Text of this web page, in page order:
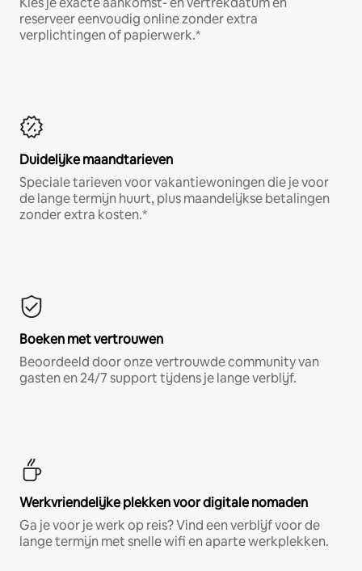
reserveer eenvoudig online zonder extra
verplichtingen of papierwerk.*
Duidelijke maandtarieven
Speciale tarieven voor vakantiewoningen die je voor
de lange termijn huurt, plus maandelijkse betalingen
zonder extra kosten.*
Boeken met vertrouwen
Beoordeeld door onze vertrouwde community van
gasten en 24/7 support tijdens je lange verblijf.
Werkvriendelijke plekken voor digitale nomaden
Ga je voor je werk op reis? Vind een verblijf voor de
lange termijn met snelle wifi en aparte werkplekken.